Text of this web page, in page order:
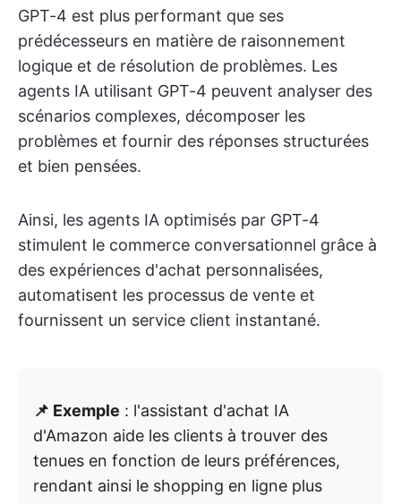
GPT-4 est plus performant que ses
prédécesseurs en matière de raisonnement
logique et de résolution de problèmes. Les
agents IA utilisant GPT-4 peuvent analyser des
scénarios complexes, décomposer les
problèmes et fournir des réponses structurées
et bien pensées.
Ainsi, les agents IA optimisés par GPT-4
stimulent le commerce conversationnel grâce à
des expériences d'achat personnalisées,
automatisent les processus de vente et
fournissent un service client instantané.
📌 Exemple : l'assistant d'achat IA
d'Amazon aide les clients à trouver des
tenues en fonction de leurs préférences,
rendant ainsi le shopping en ligne plus